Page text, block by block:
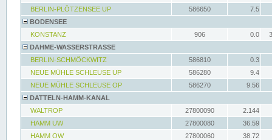
BERLIN-PLÖTZENSEE UP
586650
7.5
BODENSEE
KONSTANZ
906 0.0
DAHME-WASSERSTRASSE
BERLIN-SCHMÖCKWITZ
586810
0.3
NEUE MÜHLE SCHLEUSE UP
586280
9.4
NEUE MÜHLE SCHLEUSE OP
586270
9.56
DATTELN-HAMM-KANAL
WALTROP
27800090
2.144
HAMM UW
27800080
36.59
HAMM OW
27800060
38.72